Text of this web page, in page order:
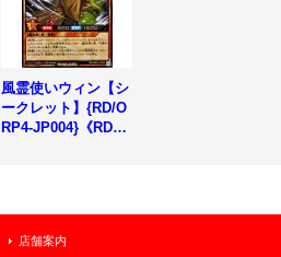
風霊使いウィン【シ
ークレット】{RD/O
RP4-JP004}《RDモ
店舗案内